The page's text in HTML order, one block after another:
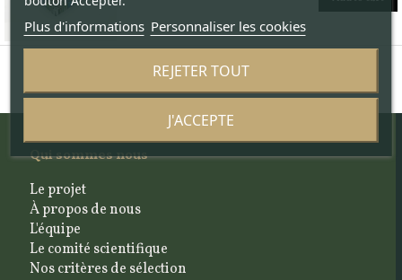
Qui sommes nous
Le projet
À propos de nous
L'équipe
Le comité scientifique
Nos critères de sélection
Plus d'informations Personnaliser les cookies
REJETER TOUT
J'ACCEPTE